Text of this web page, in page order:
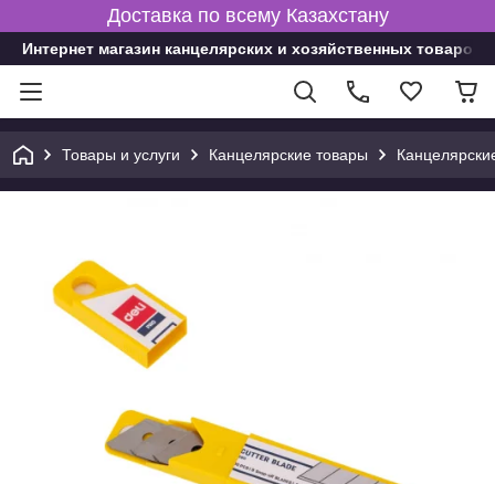
Доставка по всему Казахстану
Интернет магазин канцелярских и хозяйственных товаров
Товары и услуги Канцелярские товары